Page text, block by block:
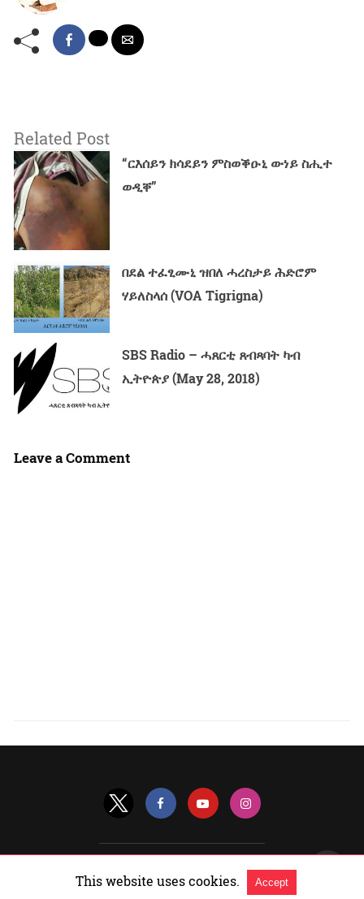
Related Post
“ርእሰይን ክሳደይን ምስወቕዑኒ ውነይ ስሒተ
ወዲቐ”
በደል ተፈፂሙኒ ዝበለ ሓረስታይ ሕድሮም
ሃይለስላሰ (VOA Tigrigna)
SBS Radio – ሓጸርቲ ጸብጻባት ካብ
ኢትዮጵያ (May 28, 2018)
Leave a Comment
View Non-AMP Version
This website uses cookies. Accept